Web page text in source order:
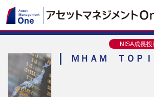
NISA成長投
ＭＨＡＭ ＴＯＰ